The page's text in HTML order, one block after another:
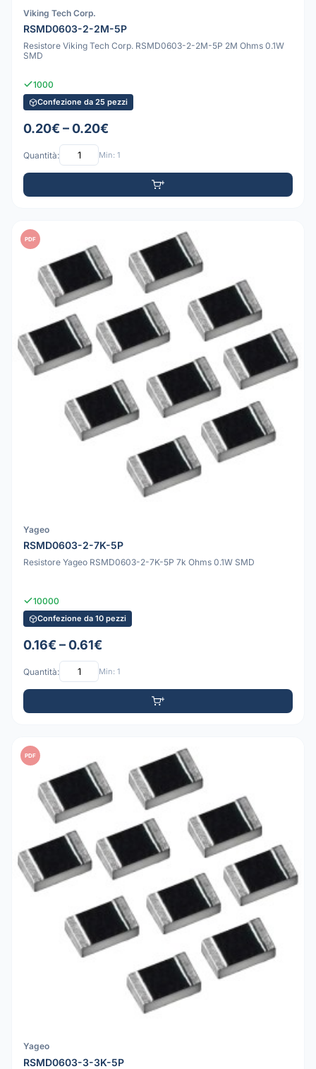
Viking Tech Corp.
RSMD0603-2-2M-5P
Resistore Viking Tech Corp. RSMD0603-2-2M-5P 2M Ohms 0.1W
SMD
1000
Confezione da 25 pezzi
0.20€ – 0.20€
Quantità: Min: 1
PDF
Yageo
RSMD0603-2-7K-5P
Resistore Yageo RSMD0603-2-7K-5P 7k Ohms 0.1W SMD
10000
Confezione da 10 pezzi
0.16€ – 0.61€
Quantità: Min: 1
PDF
Yageo
RSMD0603-3-3K-5P